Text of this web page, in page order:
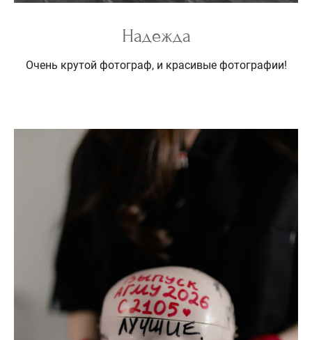
Надежда
Очень крутой фотограф, и красивые фотографии!